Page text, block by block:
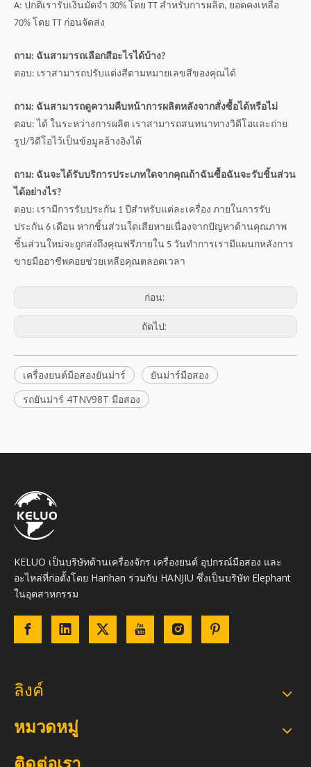
A: ปกติเรารับเงินมัดจำ 30% โดย TT สำหรับการผลิต, ยอดคงเหลือ
70% โดย TT ก่อนจัดส่ง
ถาม: ฉันสามารถเลือกสีอะไรได้บ้าง?
ตอบ: เราสามารถปรับแต่งสีตามหมายเลขสีของคุณได้
ถาม: ฉันสามารถดูความคืบหน้าการผลิตหลังจากสั่งซื้อได้หรือไม่
ตอบ: ได้ ในระหว่างการผลิต เราสามารถสนทนาทางวิดีโอและถ่าย
รูป/วิดีโอไว้เป็นข้อมูลอ้างอิงได้
ถาม: ฉันจะได้รับบริการประเภทใดจากคุณถ้าฉันซื้อฉันจะรับชิ้นส่วน
ได้อย่างไร?
ตอบ: เรามีการรับประกัน 1 ปีสำหรับแต่ละเครื่อง ภายในการรับ
ประกัน 6 เดือน หากชิ้นส่วนใดเสียหายเนื่องจากปัญหาด้านคุณภาพ
ชิ้นส่วนใหม่จะถูกส่งถึงคุณฟรีภายใน 5 วันทำการเรามีแผนกหลังการ
ขายมืออาชีพคอยช่วยเหลือคุณตลอดเวลา
ก่อน:
ถัดไป:
เครื่องยนต์มือสองยันม่าร์
ยันม่าร์มือสอง
รถยันม่าร์ 4TNV98T มือสอง
KELUO เป็นบริษัทด้านเครื่องจักร เครื่องยนต์ อุปกรณ์มือสอง และ
อะไหล่ที่ก่อตั้งโดย Hanhan ร่วมกับ HANJIU ซึ่งเป็นบริษัท Elephant
ในอุตสาหกรรม
ลิงค์
หมวดหมู่